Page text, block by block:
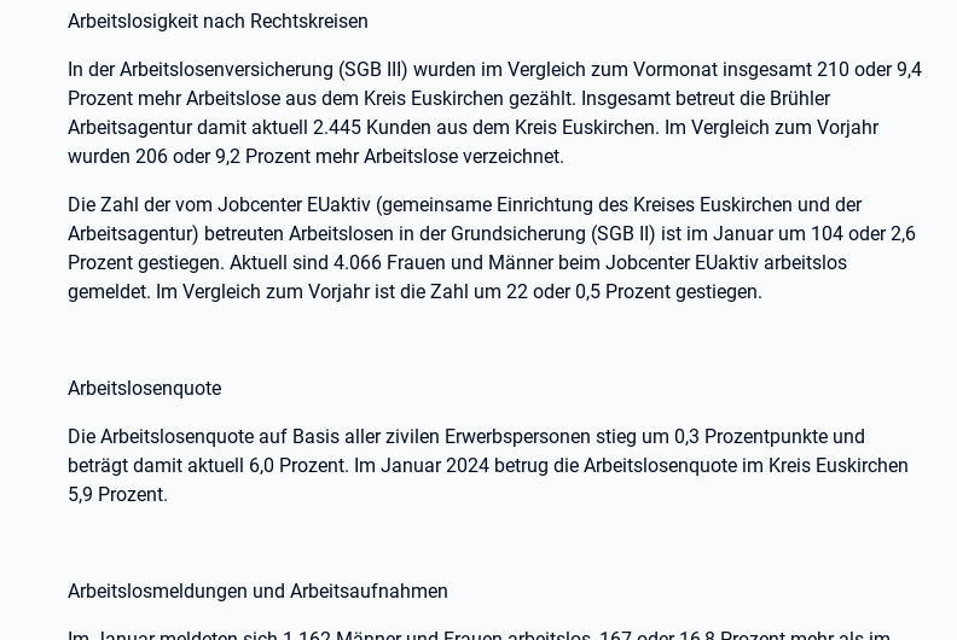
Arbeitslosigkeit nach Rechtskreisen
In der Arbeitslosenversicherung (SGB III) wurden im Vergleich zum Vormonat insgesamt 210 oder 9,4
Prozent mehr Arbeitslose aus dem Kreis Euskirchen gezählt. Insgesamt betreut die Brühler
Arbeitsagentur damit aktuell 2.445 Kunden aus dem Kreis Euskirchen. Im Vergleich zum Vorjahr
wurden 206 oder 9,2 Prozent mehr Arbeitslose verzeichnet.
Die Zahl der vom Jobcenter EUaktiv (gemeinsame Einrichtung des Kreises Euskirchen und der
Arbeitsagentur) betreuten Arbeitslosen in der Grundsicherung (SGB II) ist im Januar um 104 oder 2,6
Prozent gestiegen. Aktuell sind 4.066 Frauen und Männer beim Jobcenter EUaktiv arbeitslos
gemeldet. Im Vergleich zum Vorjahr ist die Zahl um 22 oder 0,5 Prozent gestiegen.
Arbeitslosenquote
Die Arbeitslosenquote auf Basis aller zivilen Erwerbspersonen stieg um 0,3 Prozentpunkte und
beträgt damit aktuell 6,0 Prozent. Im Januar 2024 betrug die Arbeitslosenquote im Kreis Euskirchen
5,9 Prozent.
Arbeitslosmeldungen und Arbeitsaufnahmen